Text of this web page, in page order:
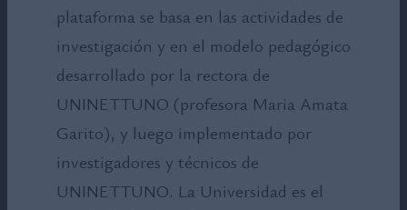
plataforma se basa en las actividades de
investigación y en el modelo pedagógico
desarrollado por la rectora de
UNINETTUNO (profesora Maria Amata
Garito), y luego implementado por
investigadores y técnicos de
UNINETTUNO. La Universidad es el